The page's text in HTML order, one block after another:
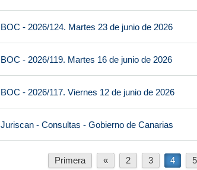
BOC - 2026/124. Martes 23 de junio de 2026
BOC - 2026/119. Martes 16 de junio de 2026
BOC - 2026/117. Viernes 12 de junio de 2026
Juriscan - Consultas - Gobierno de Canarias
Primera « 2 3 4 5